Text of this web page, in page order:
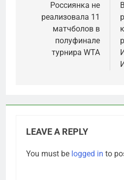
navigation
Россиянка не
реализовала 11
матчболов в
полуфинале
турнира WTA
LEAVE A REPLY
You must be logged in to